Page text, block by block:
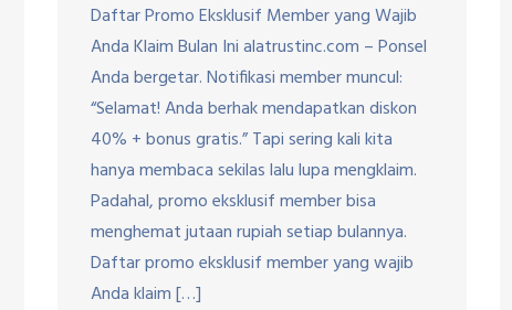
Daftar Promo Eksklusif Member yang Wajib
Anda Klaim Bulan Ini alatrustinc.com – Ponsel
Anda bergetar. Notifikasi member muncul:
“Selamat! Anda berhak mendapatkan diskon
40% + bonus gratis.” Tapi sering kali kita
hanya membaca sekilas lalu lupa mengklaim.
Padahal, promo eksklusif member bisa
menghemat jutaan rupiah setiap bulannya.
Daftar promo eksklusif member yang wajib
Anda klaim […]